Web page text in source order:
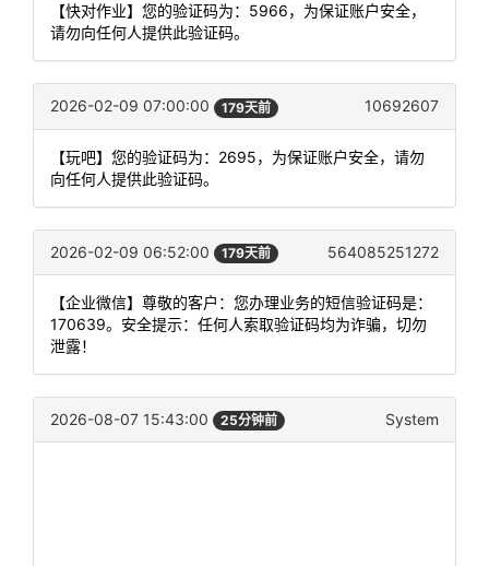
【快对作业】您的验证码为：5966，为保证账户安全，
请勿向任何人提供此验证码。
2026-02-09 07:00:00 179天前 10692607
【玩吧】您的验证码为：2695，为保证账户安全，请勿
向任何人提供此验证码。
2026-02-09 06:52:00 179天前 564085251272
【企业微信】尊敬的客户：您办理业务的短信验证码是：
170639。安全提示：任何人索取验证码均为诈骗，切勿
泄露！
2026-08-07 15:43:00 25分钟前 System